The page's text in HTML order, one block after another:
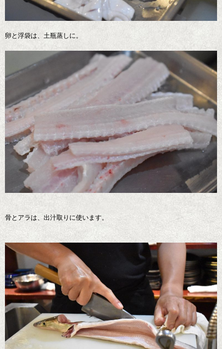
卵と浮袋は、土瓶蒸しに。
骨とアラは、出汁取りに使います。